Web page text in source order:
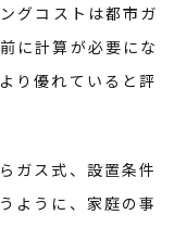
グコストは都市ガ
に計算が必要にな
り優れていると評
ガス式、設置条件
ように、家庭の事